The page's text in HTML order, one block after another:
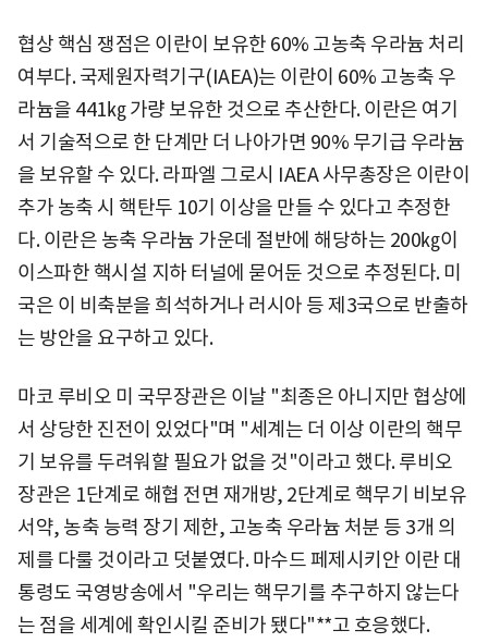
협상 핵심 쟁점은 이란이 보유한 60% 고농축 우라늄 처리
여부다. 국제원자력기구(IAEA)는 이란이 60% 고농축 우
라늄을 441㎏ 가량 보유한 것으로 추산한다. 이란은 여기
서 기술적으로 한 단계만 더 나아가면 90% 무기급 우라늄
을 보유할 수 있다. 라파엘 그로시 IAEA 사무총장은 이란이
추가 농축 시 핵탄두 10기 이상을 만들 수 있다고 추정한
다. 이란은 농축 우라늄 가운데 절반에 해당하는 200㎏이
이스파한 핵시설 지하 터널에 묻어둔 것으로 추정된다. 미
국은 이 비축분을 희석하거나 러시아 등 제3국으로 반출하
는 방안을 요구하고 있다.
마코 루비오 미 국무장관은 이날 "최종은 아니지만 협상에
서 상당한 진전이 있었다"며 "세계는 더 이상 이란의 핵무
기 보유를 두려워할 필요가 없을 것"이라고 했다. 루비오
장관은 1단계로 해협 전면 재개방, 2단계로 핵무기 비보유
서약, 농축 능력 장기 제한, 고농축 우라늄 처분 등 3개 의
제를 다룰 것이라고 덧붙였다. 마수드 페제시키안 이란 대
통령도 국영방송에서 "우리는 핵무기를 추구하지 않는다
는 점을 세계에 확인시킬 준비가 됐다"**고 호응했다.